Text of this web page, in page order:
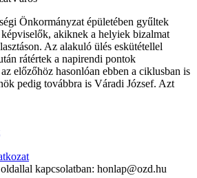
Önkormányzat épületében gyűltek
képviselők, akiknek a helyiek bizalmat
Az alakuló ülés eskütétellel
rátértek a napirendi pontok
előzőhöz hasonlóan ebben a ciklusban is
pedig továbbra is Váradi József. Azt
kapcsolatban: honlap@ozd.hu